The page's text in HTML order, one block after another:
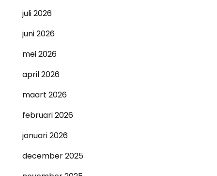
juli 2026
juni 2026
mei 2026
april 2026
maart 2026
februari 2026
januari 2026
december 2025